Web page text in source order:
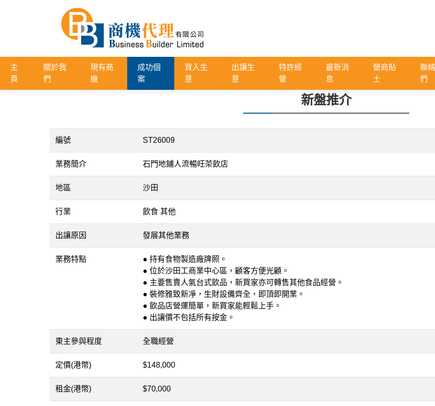
主
頁
關於我
們
現有商
機
成功個
案
買入生
意
出讓生
意
特許經
營
最新消
息
營商貼
士
聯
們
新盤推介
編號 ST26009
業務簡介 石門地鋪人流暢旺茶飲店
地區 沙田
行業 飲食 其他
出讓原因 發展其他業務
業務特點
● 持有食物製造廠牌照。
● 位於沙田工商業中心區，顧客方便光顧。
● 主要售賣人氣台式飲品，新買家亦可轉售其他食品經營。
● 裝修雅致新凈，生財設備齊全，即頂即開業。
● 飲品店營運簡單，新買家能輕鬆上手。
● 出讓價不包括所有按金。
東主參與程度 全職經營
定價(港幣) $148,000
租金(港幣) $70,000